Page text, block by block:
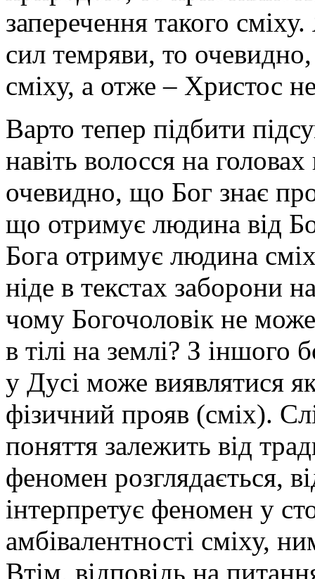
заперечення такого
сил темряви, то
сміху, а отже – Христос
Варто тепер підбити
навіть волосся на
очевидно, що Бог знає
що отримує людина від
Бога отримує людина
ніде в текстах заборони
чому Богочоловік не
в тілі на землі? З іншого
у Дусі може виявлятися
фізичний прояв (сміх).
поняття залежить від
феномен розглядається,
інтерпретує феномен у
амбівалентності сміху,
Втім, відповідь на